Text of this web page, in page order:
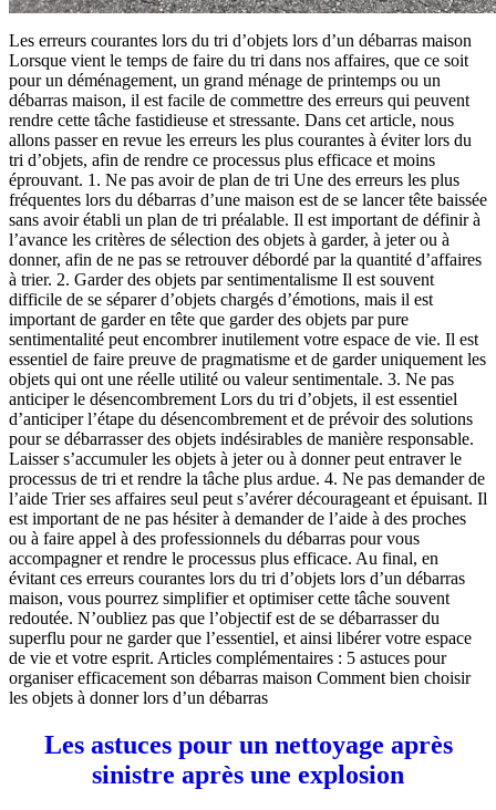
Les erreurs courantes lors du tri d’objets lors d’un débarras maison
Lorsque vient le temps de faire du tri dans nos affaires, que ce soit
pour un déménagement, un grand ménage de printemps ou un
débarras maison, il est facile de commettre des erreurs qui peuvent
rendre cette tâche fastidieuse et stressante. Dans cet article, nous
allons passer en revue les erreurs les plus courantes à éviter lors du
tri d’objets, afin de rendre ce processus plus efficace et moins
éprouvant. 1. Ne pas avoir de plan de tri Une des erreurs les plus
fréquentes lors du débarras d’une maison est de se lancer tête baissée
sans avoir établi un plan de tri préalable. Il est important de définir à
l’avance les critères de sélection des objets à garder, à jeter ou à
donner, afin de ne pas se retrouver débordé par la quantité d’affaires
à trier. 2. Garder des objets par sentimentalisme Il est souvent
difficile de se séparer d’objets chargés d’émotions, mais il est
important de garder en tête que garder des objets par pure
sentimentalité peut encombrer inutilement votre espace de vie. Il est
essentiel de faire preuve de pragmatisme et de garder uniquement les
objets qui ont une réelle utilité ou valeur sentimentale. 3. Ne pas
anticiper le désencombrement Lors du tri d’objets, il est essentiel
d’anticiper l’étape du désencombrement et de prévoir des solutions
pour se débarrasser des objets indésirables de manière responsable.
Laisser s’accumuler les objets à jeter ou à donner peut entraver le
processus de tri et rendre la tâche plus ardue. 4. Ne pas demander de
l’aide Trier ses affaires seul peut s’avérer décourageant et épuisant. Il
est important de ne pas hésiter à demander de l’aide à des proches
ou à faire appel à des professionnels du débarras pour vous
accompagner et rendre le processus plus efficace. Au final, en
évitant ces erreurs courantes lors du tri d’objets lors d’un débarras
maison, vous pourrez simplifier et optimiser cette tâche souvent
redoutée. N’oubliez pas que l’objectif est de se débarrasser du
superflu pour ne garder que l’essentiel, et ainsi libérer votre espace
de vie et votre esprit. Articles complémentaires : 5 astuces pour
organiser efficacement son débarras maison Comment bien choisir
les objets à donner lors d’un débarras
Les astuces pour un nettoyage après
sinistre après une explosion